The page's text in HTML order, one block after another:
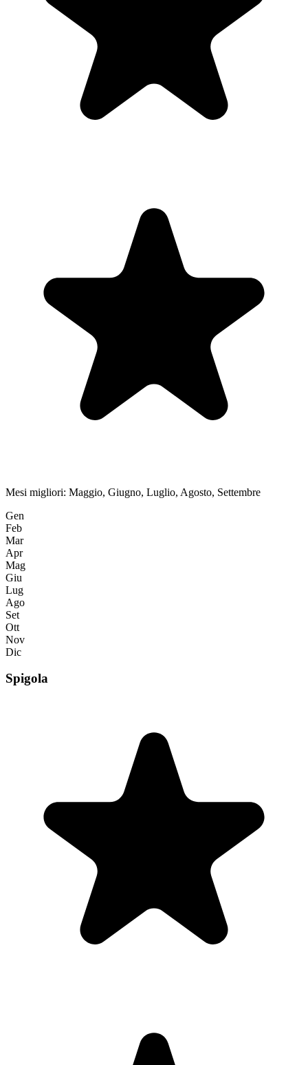
Mesi migliori: Maggio, Giugno, Luglio, Agosto, Settembre
Gen
Feb
Mar
Apr
Mag
Giu
Lug
Ago
Set
Ott
Nov
Dic
Spigola